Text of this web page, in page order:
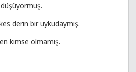
derin bir uykudaymış.
kimse olmamış.